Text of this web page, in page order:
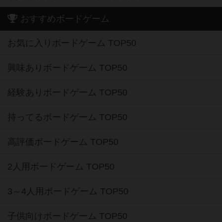
おすすめボードゲーム
お気に入りボードゲーム TOP50
興味ありボードゲーム TOP50
経験ありボードゲーム TOP50
持ってるボードゲーム TOP50
高評価ボードゲーム TOP50
2人用ボードゲーム TOP50
3～4人用ボードゲーム TOP50
子供向けボードゲーム TOP50